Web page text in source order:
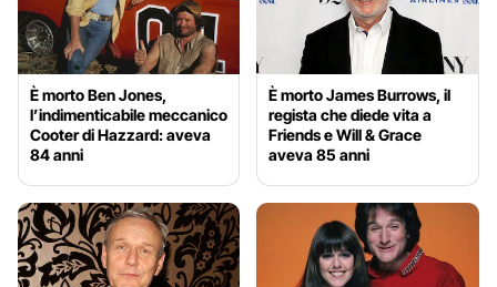
È morto Ben Jones,
l’indimenticabile meccanico
Cooter di Hazzard: aveva
84 anni
È morto James Burrows, il
regista che diede vita a
Friends e Will & Grace
aveva 85 anni